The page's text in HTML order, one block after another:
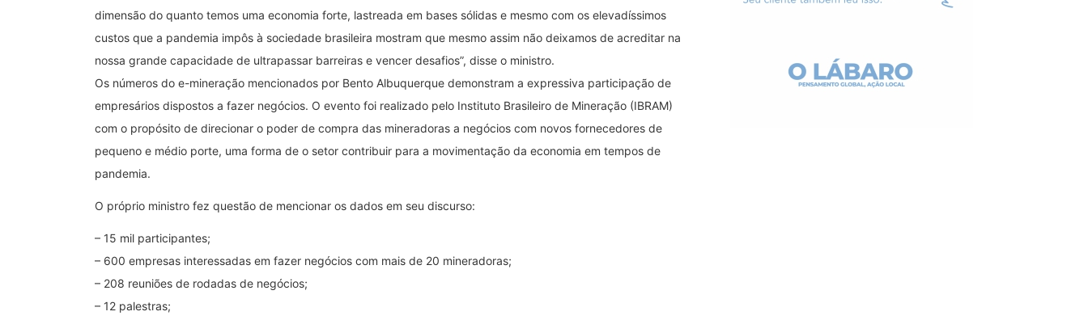
dimensão do quanto temos uma economia forte, lastreada em bases sólidas e mesmo com os elevadíssimos
custos que a pandemia impôs à sociedade brasileira mostram que mesmo assim não deixamos de acreditar na
nossa grande capacidade de ultrapassar barreiras e vencer desafios”, disse o ministro.
Os números do e-mineração mencionados por Bento Albuquerque demonstram a expressiva participação de
empresários dispostos a fazer negócios. O evento foi realizado pelo Instituto Brasileiro de Mineração (IBRAM)
com o propósito de direcionar o poder de compra das mineradoras a negócios com novos fornecedores de
pequeno e médio porte, uma forma de o setor contribuir para a movimentação da economia em tempos de
pandemia.
O próprio ministro fez questão de mencionar os dados em seu discurso:
– 15 mil participantes;
– 600 empresas interessadas em fazer negócios com mais de 20 mineradoras;
– 208 reuniões de rodadas de negócios;
– 12 palestras;